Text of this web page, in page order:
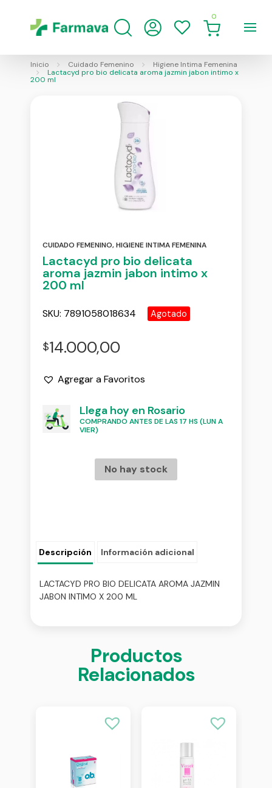
0
Inicio Cuidado Femenino
Higiene Intima Femenina
Lactacyd pro bio delicata aroma jazmin jabon intimo x
200 ml
CUIDADO FEMENINO,HIGIENE INTIMA FEMENINA
Lactacyd pro bio delicata
aroma jazmin jabon intimo x
200 ml
SKU: 7891058018634 Agotado
$14.000,00
Agregar a Favoritos
Llega hoy en Rosario
COMPRANDO ANTES DE LAS 17 HS (LUN A
VIER)
No hay stock
Descripción Información adicional
LACTACYD PRO BIO DELICATA AROMA JAZMIN
JABON INTIMO X 200 ML
Productos
Relacionados